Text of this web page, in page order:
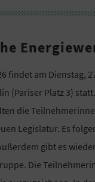
findet am Dienstag,
(Pariser Platz 3)
die
Legislatur. Es
gibt es
Die